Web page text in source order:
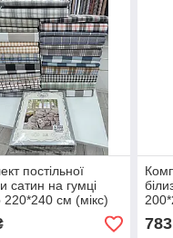
постільної
сатин на гумці
220*240 см (мікс)
недорого від
постачальника
783